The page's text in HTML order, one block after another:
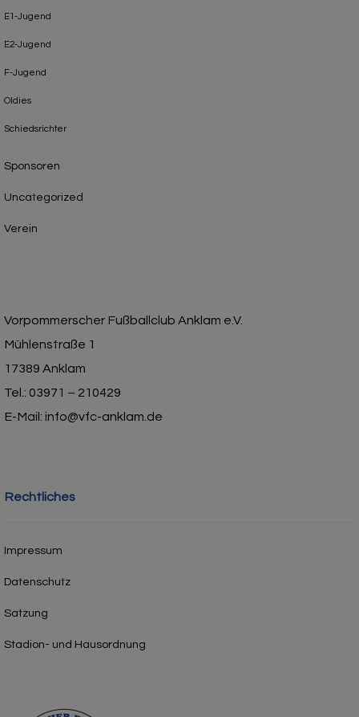
E1-Jugend
E2-Jugend
F-Jugend
Oldies
Schiedsrichter
Sponsoren
Uncategorized
Verein
Vorpommerscher Fußballclub Anklam e.V.
Mühlenstraße 1
17389 Anklam
Tel.: 03971 – 210429
E-Mail: info@vfc-anklam.de
Rechtliches
Impressum
Datenschutz
Satzung
Stadion- und Hausordnung